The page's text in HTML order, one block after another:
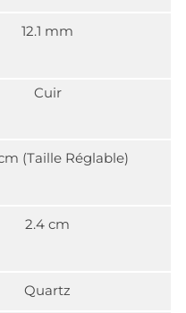
12.1 mm
Cuir
(Taille Réglable)
2.4 cm
Quartz